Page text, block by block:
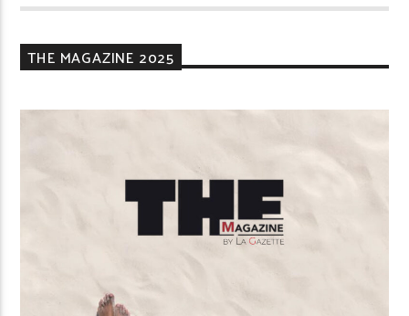
THE MAGAZINE 2025